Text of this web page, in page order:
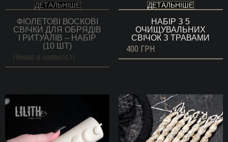
ДЕТАЛЬНІШЕ
ФІОЛЕТОВІ ВОСКОВІ
СВІЧКИ ДЛЯ ОБРЯДІВ
І РИТУАЛІВ – НАБІР
(10 ШТ)
Немає в наявності
ДЕТАЛЬНІШЕ
НАБІР З 5
ОЧИЩУВАЛЬНИХ
СВІЧОК З ТРАВАМИ
400 ГРН